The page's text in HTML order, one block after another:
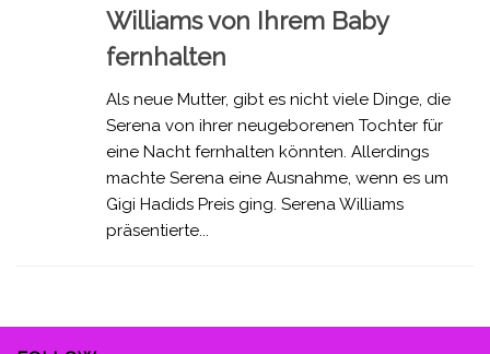
Williams von Ihrem Baby
fernhalten
Als neue Mutter, gibt es nicht viele Dinge, die
Serena von ihrer neugeborenen Tochter für
eine Nacht fernhalten könnten. Allerdings
machte Serena eine Ausnahme, wenn es um
Gigi Hadids Preis ging. Serena Williams
präsentierte...